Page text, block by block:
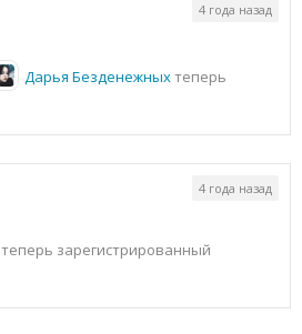
Дарья Безденежныхтеперь
4 года назад
теперь зарегистрированный
4 года назад